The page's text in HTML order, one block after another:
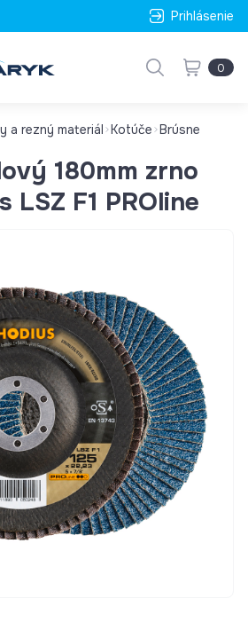
Prihlásenie
0
a rezný materiál Kotúče Brúsne
180mm zrno
LSZ F1 PROline